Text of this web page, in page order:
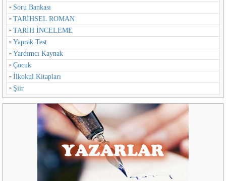
Soru Bankası
TARİHSEL ROMAN
TARİH İNCELEME
Yaprak Test
Yardımcı Kaynak
Çocuk
İlkokul Kitapları
Şiir